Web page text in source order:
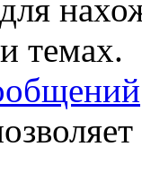
темах.